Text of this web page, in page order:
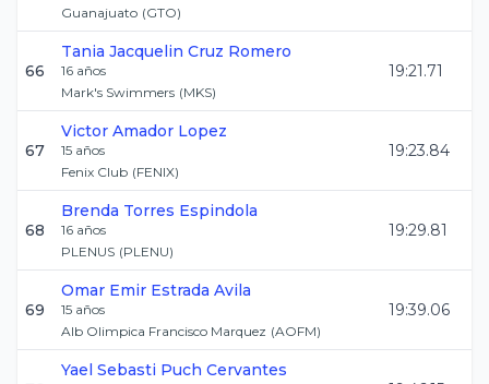
Guanajuato (GTO)
66
Tania Jacquelin Cruz Romero
16 años
Mark's Swimmers (MKS)
19:21.71
67
Victor Amador Lopez
15 años
Fenix Club (FENIX)
19:23.84
68
Brenda Torres Espindola
16 años
PLENUS (PLENU)
19:29.81
69
Omar Emir Estrada Avila
15 años
Alb Olimpica Francisco Marquez (AOFM)
19:39.06
Yael Sebasti Puch Cervantes